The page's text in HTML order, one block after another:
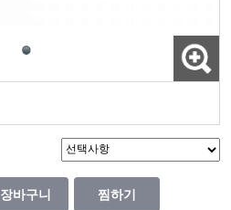
장바구니 찜하기